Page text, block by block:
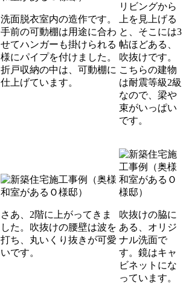
洗面脱衣室内の造作です。
手前の可動棚は用途に合わ
せてハンガーも掛けられる
様にパイプを付けました。
折戸収納の中は、可動棚に
仕上げています。
リビングから
上を見上げる
と、そこには3
帖ほどある、
吹抜けです。
こちらの建物
は耐震等級2級
なので、梁や
束がいっぱい
です。
さあ、2階に上がってきま
した。吹抜けの腰壁は波を
打ち、丸いくり抜きが可愛
いです。
吹抜けの脇に
ある、オリジ
ナル洗面で
す。鏡はキャ
ビネットにな
っています。